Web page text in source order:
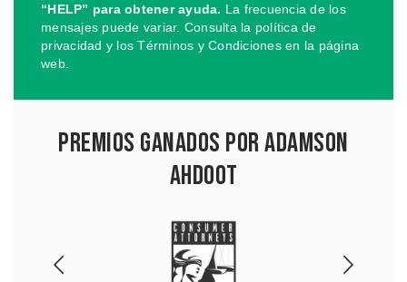
“HELP” para obtener ayuda. La frecuencia de los
mensajes puede variar. Consulta la política de
privacidad y los Términos y Condiciones en la página
web.
Premios Ganados por Adamson
Ahdoot